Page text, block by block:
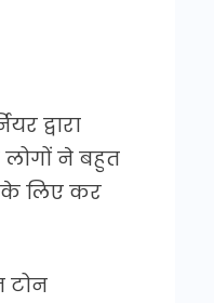
द्वारा
लोगों ने बहुत
के लिए कर
टोन